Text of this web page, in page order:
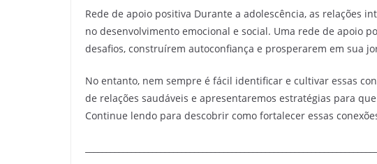
Rede de apoio positiva Durante a adolescência, as relações
no desenvolvimento emocional e social. Uma rede de apoio
desafios, construírem autoconfiança e prosperarem em sua
No entanto, nem sempre é fácil identificar e cultivar essas
de relações saudáveis e apresentaremos estratégias para
Continue lendo para descobrir como fortalecer essas